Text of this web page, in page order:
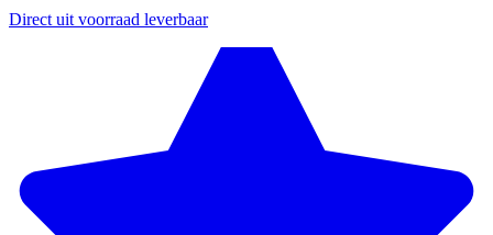
Direct uit voorraad leverbaar